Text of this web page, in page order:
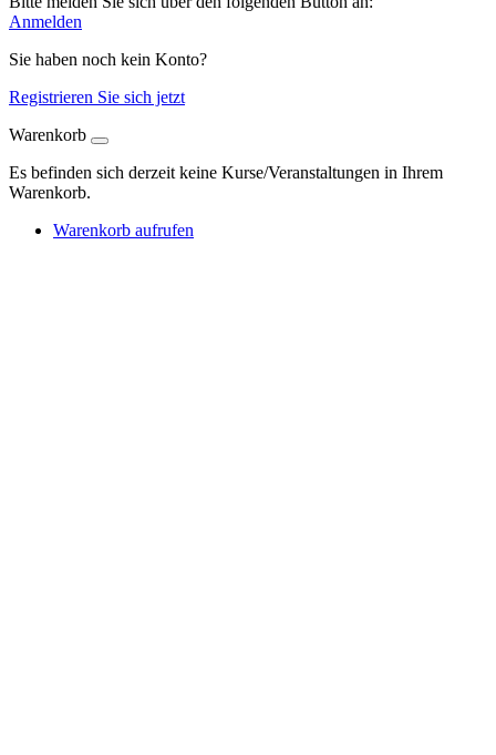
Anmelden
Sie haben noch kein Konto?
Registrieren Sie sich jetzt
Warenkorb
Es befinden sich derzeit keine Kurse/Veranstaltungen in Ihrem
Warenkorb.
Warenkorb aufrufen